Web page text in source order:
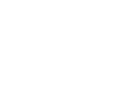
Sok. No3/A Kadıköy İstanbul